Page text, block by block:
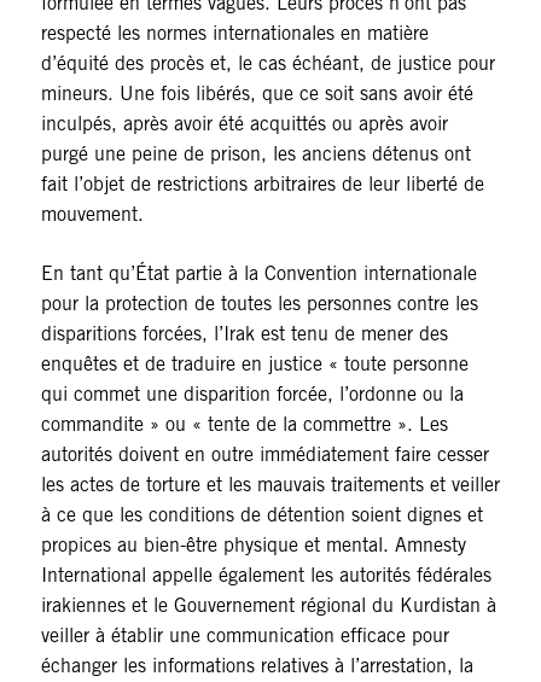
respecté les normes internationales en matière
d’équité des procès et, le cas échéant, de justice pour
mineurs. Une fois libérés, que ce soit sans avoir été
inculpés, après avoir été acquittés ou après avoir
purgé une peine de prison, les anciens détenus ont
fait l’objet de restrictions arbitraires de leur liberté de
mouvement.
En tant qu’État partie à la Convention internationale
pour la protection de toutes les personnes contre les
disparitions forcées, l’Irak est tenu de mener des
enquêtes et de traduire en justice « toute personne
qui commet une disparition forcée, l’ordonne ou la
commandite » ou « tente de la commettre ». Les
autorités doivent en outre immédiatement faire cesser
les actes de torture et les mauvais traitements et veiller
à ce que les conditions de détention soient dignes et
propices au bien-être physique et mental. Amnesty
International appelle également les autorités fédérales
irakiennes et le Gouvernement régional du Kurdistan à
veiller à établir une communication efficace pour
échanger les informations relatives à l’arrestation, la